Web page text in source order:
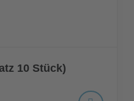
10 Stück)